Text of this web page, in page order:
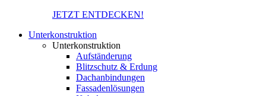
JETZT ENTDECKEN!
Unterkonstruktion
Unterkonstruktion
Aufständerung
Blitzschutz & Erdung
Dachanbindungen
Fassadenlösungen